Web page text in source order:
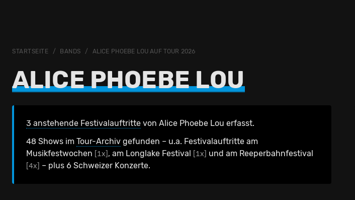
STARTSEITE BANDS ALICE PHOEBE LOU AUF TOUR 2026
ALICE PHOEBE LOU
3 anstehende Festivalauftritte von Alice Phoebe Lou erfasst.
48 Shows im Tour-Archiv gefunden – u.a. Festivalauftritte am
Musikfestwochen [1x] , am Longlake Festival [1x] und am Reeperbahnfestival
[4x] – plus 6 Schweizer Konzerte.